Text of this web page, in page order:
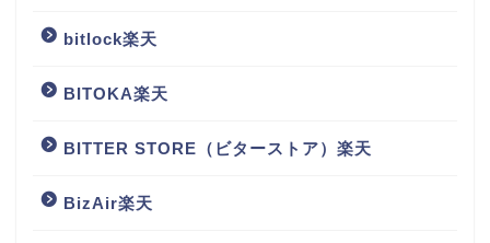
bitlock楽天
BITOKA楽天
BITTER STORE（ビターストア）楽天
BizAir楽天